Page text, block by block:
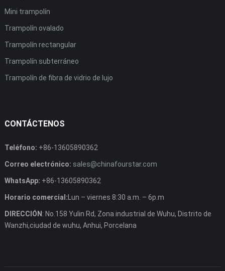
Mini trampolín
Trampolín ovalado
Trampolín rectangular
Trampolín subterráneo
Trampolín de fibra de vidrio de lujo
CONTÁCTENOS
Teléfono: +86-13605890362
Correo electrónico: sales@chinafourstar.com
WhatsApp: +86-13605890362
Horario comercial: Lun – viernes 8:30 a.m. – 6p.m
DIRECCIÓN : No.158 Yulin Rd, Zona industrial de Wuhu, Distrito de
Wanzhi,ciudad de wuhu, Anhui, Porcelana